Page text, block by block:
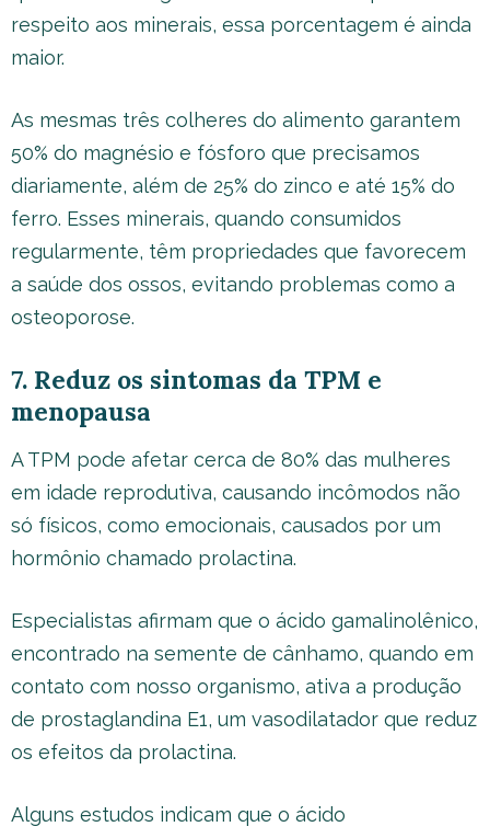
respeito aos minerais, essa porcentagem é ainda
maior.
As mesmas três colheres do alimento garantem
50% do magnésio e fósforo que precisamos
diariamente, além de 25% do zinco e até 15% do
ferro. Esses minerais, quando consumidos
regularmente, têm propriedades que favorecem
a saúde dos ossos, evitando problemas como a
osteoporose.
7. Reduz os sintomas da TPM e
menopausa
A TPM pode afetar cerca de 80% das mulheres
em idade reprodutiva, causando incômodos não
só físicos, como emocionais, causados por um
hormônio chamado prolactina.
Especialistas afirmam que o ácido gamalinolênico,
encontrado na semente de cânhamo, quando em
contato com nosso organismo, ativa a produção
de prostaglandina E1, um vasodilatador que reduz
os efeitos da prolactina.
Alguns estudos indicam que o ácido